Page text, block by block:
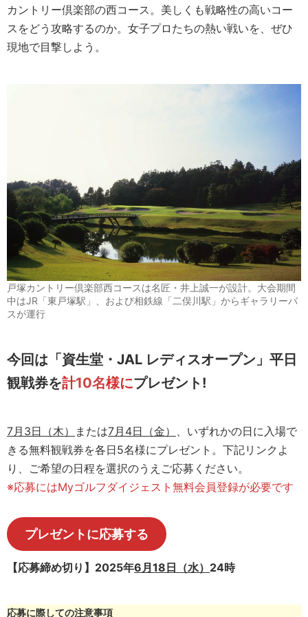
カントリー倶楽部の西コース。美しくも戦略性の高いコー
スをどう攻略するのか。女子プロたちの熱い戦いを、ぜひ
現地で目撃しよう。
戸塚カントリー倶楽部西コースは名匠・井上誠一が設計。大会期間
中はJR「東戸塚駅」、および相鉄線「二俣川駅」からギャラリーバ
スが運行
今回は「資生堂・JAL レディスオープン」平日
観戦券を計10名様にプレゼント!
7月3日（木） または7月4日（金）
、いずれかの日に入場で
きる無料観戦券を各日5名様にプレゼント。下記リンクよ
り、ご希望の日程を選択のうえご応募ください。
※応募にはMyゴルフダイジェスト無料会員登録が必要です
プレゼントに応募する
【応募締め切り】2025年6月18日（水） 24時
応募に際しての注意事項